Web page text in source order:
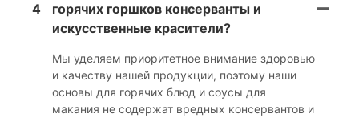
4
горячих горшков консерванты и
искусственные красители?
Мы уделяем приоритетное внимание здоровью
и качеству нашей продукции, поэтому наши
основы для горячих блюд и соусы для
макания не содержат вредных консервантов и